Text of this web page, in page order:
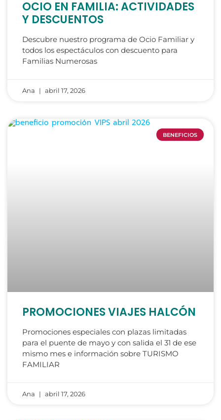
OCIO EN FAMILIA: ACTIVIDADES
Y DESCUENTOS
Descubre nuestro programa de Ocio Familiar y
todos los espectáculos con descuento para
Familias Numerosas
Ana abril 17, 2026
BENEFICIOS
PROMOCIONES VIAJES HALCÓN
Promociones especiales con plazas limitadas
para el puente de mayo y con salida el 31 de ese
mismo mes e información sobre TURISMO
FAMILIAR
Ana abril 17, 2026